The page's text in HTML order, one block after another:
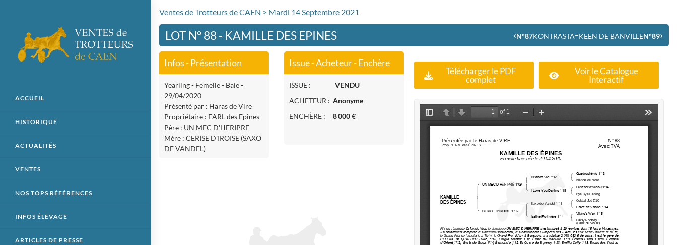
ACCUEIL
HISTORIQUE
ACTUALITÉS
VENTES
NOS TOPS RÉFÉRENCES
INFOS ÉLEVAGE
ARTICLES DE PRESSE
Ventes de Trotteurs de CAEN > Mardi 14 Septembre 2021
LOT N° 88 - KAMILLE DES EPINES ‹N°87KONTRASTA–KEEN DE BANVILLEN°89›
Infos - Présentation
Yearling - Femelle - Baie -
29/04/2020
Présenté par : Haras de Vire
Propriétaire : EARL des Epines
Père : UN MEC D'HERIPRE
Mère : CERISE D'IROISE (SAXO
DE VANDEL)
Issue - Acheteur - Enchère
ISSUE : VENDU
ACHETEUR : Anonyme
ENCHÈRE : 8 000 €
Télécharger le PDF
complet
Voir le Catalogue
Interactif